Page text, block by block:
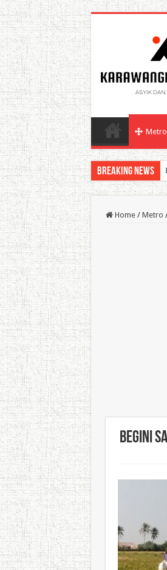
Metro
Breaking News
Home / Metro
Begini